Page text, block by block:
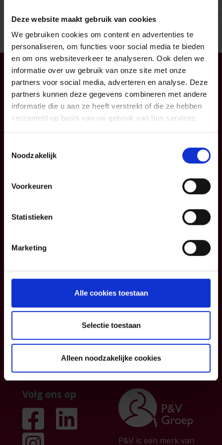
Deze website maakt gebruik van cookies
We gebruiken cookies om content en advertenties te
personaliseren, om functies voor social media te bieden
en om ons websiteverkeer te analyseren. Ook delen we
informatie over uw gebruik van onze site met onze
partners voor social media, adverteren en analyse. Deze
partners kunnen deze gegevens combineren met andere
informatie die u aan ze heeft verstrekt of die ze hebben
verzameld op basis van uw gebruik van hun services.
Noodzakelijk
Voorkeuren
Statistieken
Marketing
Alle cookies toestaan
Selectie toestaan
Alleen noodzakelijke cookies
Particulier
Uw mobiliteit
Uw woning en
beleggen
Professioneel
Uw bedrijf
KMO
Info
Informatiefiches
voorwaarden
Klachtenmanagemen
sector
Partnership
Persberichten &
publicaties
Jobs
Volg ons op
P&V is een merk van